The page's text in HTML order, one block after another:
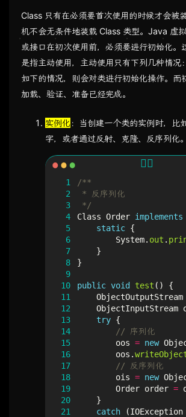
Class 只有在必须要首次使用的时候才会被
机不会无条件地装载 Class 类型。Java 虚
或接口在初次使用前，必须要进行初始化。
是指主动使用，主动使用只有下列几种情况
如下的情况，则会对类进行初始化操作。而
加载、验证、准备已经完成。
实例化：当创建一个类的实例时，比
字，或者通过反射、克隆、反序列化。
1
2
3
4
5
6
7
8
9
10
11
12
13
14
15
16
17
18
19
20
21
*/
Class Order implements
static {
System. out .
}
}
public void test ()
{
ObjectOutputStream
ObjectInputStream
try {
// 序列化
oos = new
oos .
// 反序列化
ois = new
Order order =
}
catch
(IOException